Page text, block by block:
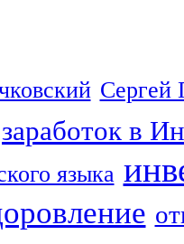
Сергей
заработок в
языка